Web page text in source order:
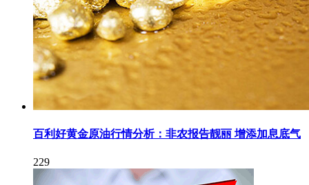
百利好黄金原油行情分析：非农报告靓丽 增添加息底气
229